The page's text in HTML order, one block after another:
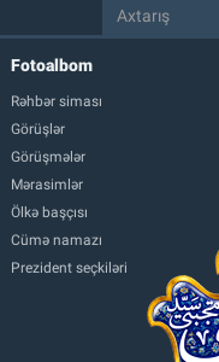
Fotoalbom
Rəhbər siması
Görüşlər
Görüşmələr
Mərasimlər
Ölkə başçısı
Cümə namazı
Prezident seçkiləri